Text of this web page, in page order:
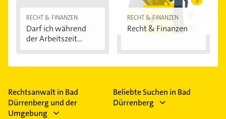
RECHT & FINANZEN
Darf ich während
der Arbeitszeit...
RECHT & FINANZEN
Recht & Finanzen
Rechtsanwalt in Bad
Dürrenberg und der
Umgebung
Beliebte Suchen in Bad
Dürrenberg